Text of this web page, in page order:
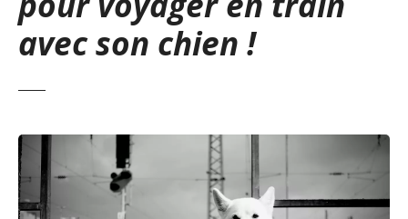
avec son chien !